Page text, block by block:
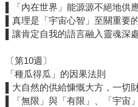
▌「內在世界」能源源不絕地供
▌真理是「宇宙心智」至關重要
▌讓肯定自我的語言融入靈魂深
〔第10週〕
「種瓜得瓜」的因果法則
▌大自然的供給慷慨大方，一切
▌「無限」與「有限」、「宇宙